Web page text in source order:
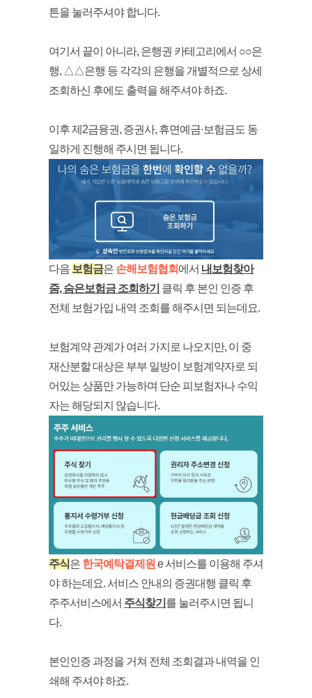
튼을 눌러주셔야 합니다.
여기서 끝이 아니라, 은행권 카테고리에서 ○○은
행, △△은행 등 각각의 은행을 개별적으로 상세
조회하신 후에도 출력을 해주셔야 하죠.
이후 제 2금융권, 증권사, 휴면예금·보험금도 동
일하게 진행해 주시면 됩니다.
다음 보험금은 손해보험협회 에서 내보험찾아
줌, 숨은보험금 조회하기 클릭 후 본인 인증 후
전체 보험가입 내역 조회를 해주시면 되는데요.
보험계약 관계가 여러 가지로 나오지만, 이 중
재산분할 대상은 부부 일방이 보험계약자로 되
어있는 상품만 가능하며 단순 피보험자나 수익
자는 해당되지 않습니다.
주식은 한국예탁결제원 e 서비스를 이용해 주셔
야 하는데요. 서비스 안내의 증권대행 클릭 후
주주서비스에서 주식찾기 를 눌러주시면 됩니
다.
본인인증 과정을 거쳐 전체 조회결과 내역을 인
쇄해 주셔야 하죠.